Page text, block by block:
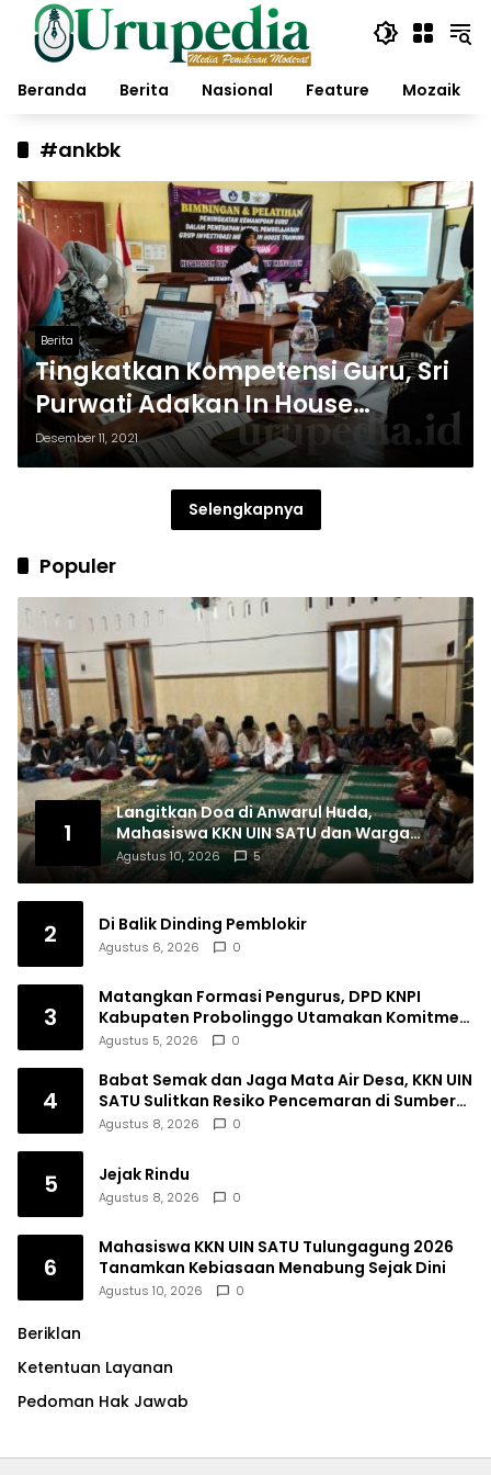
Langsung
konten
Beranda
Berita Nasional Feature Mozaik
#ankbk
Berita
Tingkatkan Kompetensi Guru, Sri
Purwati Adakan In House
Training
Desember 11, 2021
Selengkapnya
Populer
1
Langitkan Doa di Anwarul Huda,
Mahasiswa KKN UIN SATU dan Warga
Nglutung Gelar Istighosah dan Doa’
Bersama
Agustus 10, 2026 5
2 Di Balik Dinding Pemblokir
Agustus 6, 2026 0
3
Matangkan Formasi Pengurus, DPD KNPI
Kabupaten Probolinggo Utamakan Komitmen
dan Kinerja
Agustus 5, 2026 0
4
Babat Semak dan Jaga Mata Air Desa, KKN UIN
SATU Sulitkan Resiko Pencemaran di Sumber
Ngumbul
Agustus 8, 2026 0
5 Jejak Rindu
Agustus 8, 2026 0
6
Mahasiswa KKN UIN SATU Tulungagung 2026
Tanamkan Kebiasaan Menabung Sejak Dini
Agustus 10, 2026 0
Beriklan
Ketentuan Layanan
Pedoman Hak Jawab